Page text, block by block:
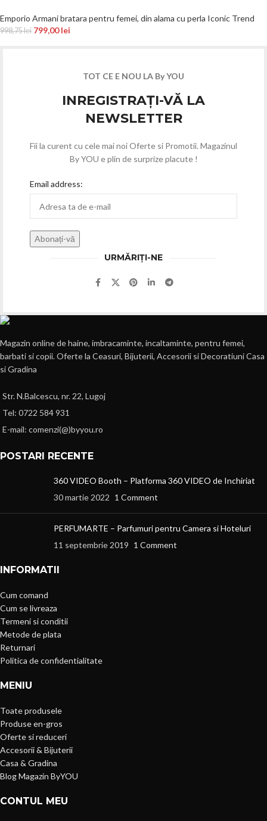
Emporio Armani bratara pentru femei, din alama cu perla Iconic Trend
998,75lei 799,00lei
TOT CE E NOU LA By YOU
INREGISTRAȚI-VĂ LA
NEWSLETTER
Fii la curent cu cele mai noi Oferte si Promotii. Magazinul
By YOU e plin de surprize placute !
Email address:
URMĂRIȚI-NE
Magazin online de haine, imbracaminte, incaltaminte, pentru femei,
barbati si copii. Oferte la Ceasuri, Bijuterii, Accesorii si Decoratiuni Casa
si Gradina
Str. N.Balcescu, nr. 22, Lugoj
Tel: 0722 584 931
E-mail: comenzi(@)byyou.ro
POSTARI RECENTE
360 VIDEO Booth – Platforma 360 VIDEO de Inchiriat
30 martie 2022 1 Comment
PERFUMARTE – Parfumuri pentru Camera si Hoteluri
11 septembrie 2019 1 Comment
INFORMATII
Cum comand
Cum se livreaza
Termeni si conditii
Metode de plata
Returnari
Politica de confidentialitate
MENIU
Toate produsele
Produse en-gros
Oferte si reduceri
Accesorii & Bijuterii
Casa & Gradina
Blog Magazin ByYOU
CONTUL MEU